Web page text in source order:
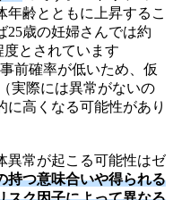
年齢とともに上昇するこ
25歳の妊婦さんでは約
度とされています
前確率が低いため、仮
実際には異常がないの
に高くなる可能性があり
異常が起こる可能性はゼ
持つ意味合いや得られる